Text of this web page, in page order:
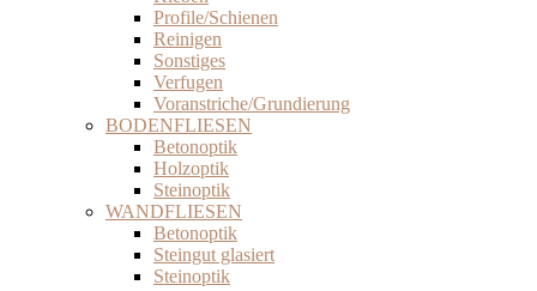
Profile/Schienen
Reinigen
Sonstiges
Verfugen
Voranstriche/Grundierung
BODENFLIESEN
Betonoptik
Holzoptik
Steinoptik
WANDFLIESEN
Betonoptik
Steingut glasiert
Steinoptik